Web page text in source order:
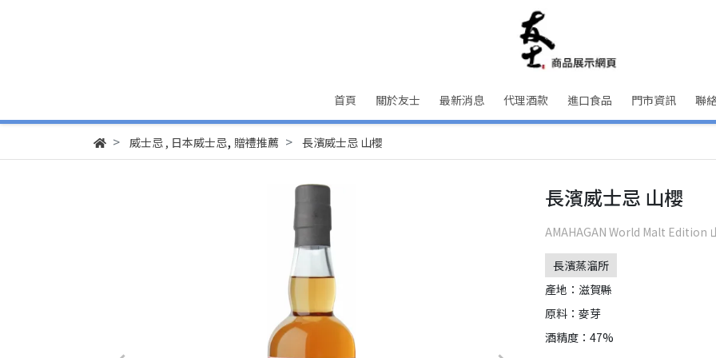
首頁 關於友士 最新消息 代理酒款 進口食品 門市資訊 聯
威士忌, 日本威士忌, 贈禮推薦 長濱威士忌 山櫻
長濱威士忌 山櫻
AMAHAGAN World Malt Edition
長濱蒸溜所
產地：滋賀縣
原料：麥芽
酒精度：47%